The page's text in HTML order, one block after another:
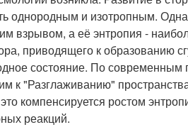
однородным и изотропным.
взрывом, а её энтропия -
приводящего к образованию
состояние. По современным
к "Разглаживанию"
компенсируется ростом
реакций.